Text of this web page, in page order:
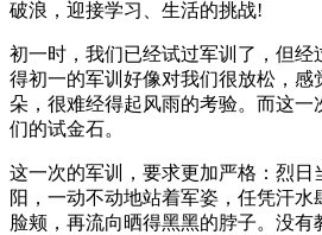
破浪，迎接学习、生活的挑战!
初一时，我们已经试过军训了，但经
得初一的军训好像对我们很放松，感
朵，很难经得起风雨的考验。而这
们的试金石。
这一次的军训，要求更加严格：烈日
阳，一动不动地站着军姿，任凭汗水
脸颊，再流向晒得黑黑的脖子。没